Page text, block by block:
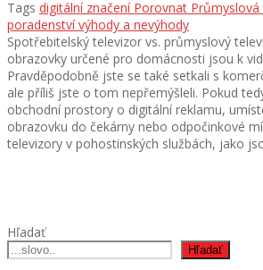
Tags digitální značení Porovnat
poradenství výhody a nevýhody
Spotřebitelský televizor vs. průmyslový
obrazovky určené pro domácnosti jsou k
Pravděpodobně jste se také setkali s
ale příliš jste o tom nepřemýšleli. Pokud
obchodní prostory o digitální reklamu,
obrazovku do čekárny nebo odpočinkové
televizory v pohostinských službách, jako
Hľadať
Hľadať